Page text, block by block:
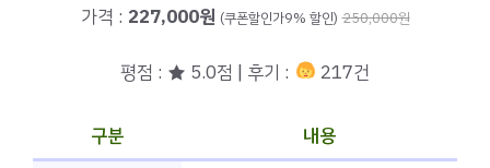
가격 : 227,000원 (쿠폰할인가9% 할인) 250,000원
평점 : ★ 5.0점 | 후기 : 217건
구분
내용